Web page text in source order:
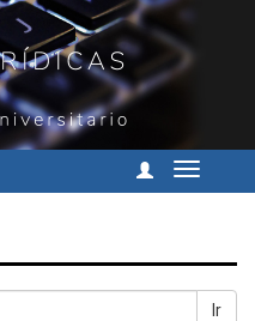
Cambiar
Ir